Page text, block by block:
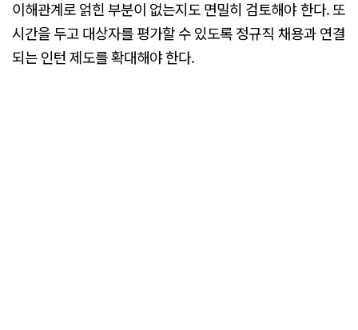
이해관계로 얽힌 부분이 없는지도 면밀히 검토해야 한다. 또
시간을 두고 대상자를 평가할 수 있도록 정규직 채용과 연결
되는 인턴 제도를 확대해야 한다.